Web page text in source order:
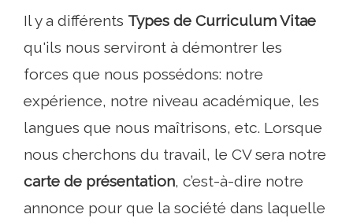
Il y a différents Types de Curriculum Vitae
qu'ils nous serviront à démontrer les
forces que nous possédons: notre
expérience, notre niveau académique, les
langues que nous maîtrisons, etc. Lorsque
nous cherchons du travail, le CV sera notre
carte de présentation, c’est-à-dire notre
annonce pour que la société dans laquelle